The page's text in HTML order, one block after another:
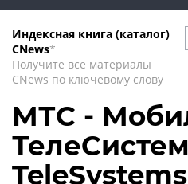
Индексная книга (каталог)
CNews*
Получите все материалы
CNews по ключевому слову
МТС -
TeleSystems